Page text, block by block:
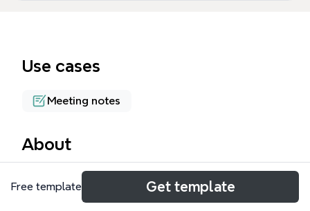
Use cases
Meeting notes
About
這份 20220310總統府核心會議 心智圖詳細記錄了
CFC 組織在 2022 年 3 月份的高層決策內容，涵蓋了
Free template Get template